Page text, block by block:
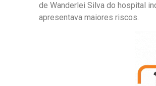
de Wanderlei Silva do hospital
apresentava maiores riscos.